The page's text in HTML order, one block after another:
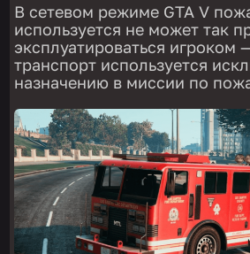
В сетевом режиме GTA V
используется не может так
эксплуатироваться игроком
транспорт используется
назначению в миссии по